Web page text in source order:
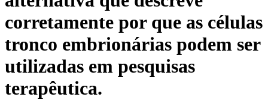
corretamente por que as células
tronco embrionárias podem ser
utilizadas em pesquisas
terapêutica.